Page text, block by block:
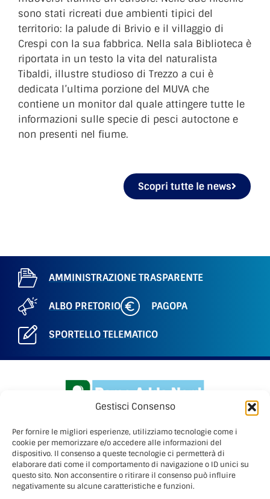
Gestisci Consenso
Per fornire le migliori esperienze, utilizziamo tecnologie come i
cookie per memorizzare e/o accedere alle informazioni del
dispositivo. Il consenso a queste tecnologie ci permetterà di
elaborare dati come il comportamento di navigazione o ID unici su
questo sito. Non acconsentire o ritirare il consenso può influire
negativamente su alcune caratteristiche e funzioni.
sono stati ricreati due ambienti tipici del
territorio: la palude di Brivio e il villaggio di
Crespi con la sua fabbrica. Nella sala Biblioteca è
riportata in un testo la vita del naturalista
Tibaldi, illustre studioso di Trezzo a cui è
dedicata l’ultima porzione del MUVA che
contiene un monitor dal quale attingere tutte le
informazioni sulle specie di pesci autoctone e
non presenti nel fiume.
Scopri tutte le news
AMMINISTRAZIONE TRASPARENTE
ALBO PRETORIO PAGOPA
SPORTELLO TELEMATICO
PARCO ADDA NORD
Via Benigno Calvi, 3